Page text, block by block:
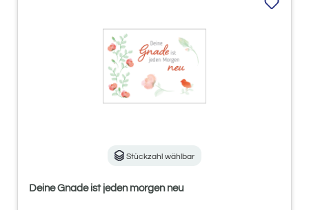
Stückzahl wählbar
Deine Gnade ist jeden morgen neu